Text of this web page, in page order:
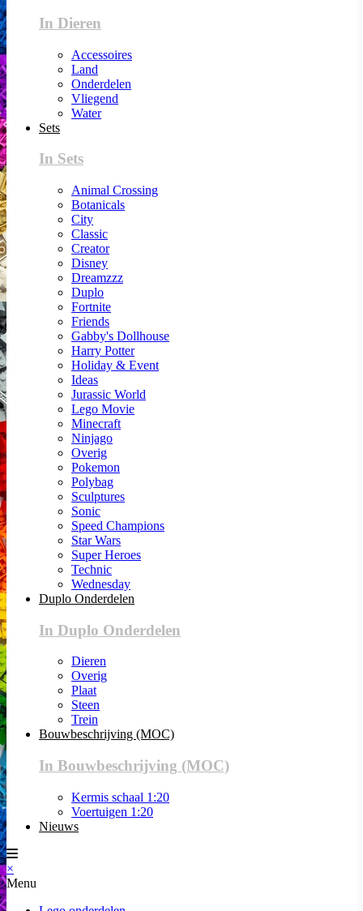
In Dieren
Accessoires
Land
Onderdelen
Vliegend
Water
Sets
In Sets
Animal Crossing
Botanicals
City
Classic
Creator
Disney
Dreamzzz
Duplo
Fortnite
Friends
Gabby's Dollhouse
Harry Potter
Holiday & Event
Ideas
Jurassic World
Lego Movie
Minecraft
Ninjago
Overig
Pokemon
Polybag
Sculptures
Sonic
Speed Champions
Star Wars
Super Heroes
Technic
Wednesday
Duplo Onderdelen
In Duplo Onderdelen
Dieren
Overig
Plaat
Steen
Trein
Bouwbeschrijving (MOC)
In Bouwbeschrijving (MOC)
Kermis schaal 1:20
Voertuigen 1:20
Nieuws
×
Menu